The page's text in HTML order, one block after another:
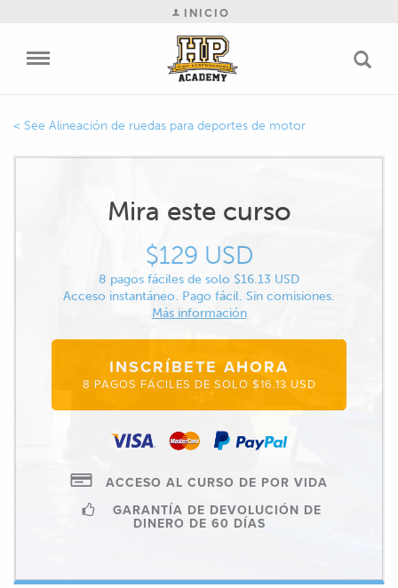
INICIO
Alineación de ruedas para deportes de motor
Mira este curso
$129 USD
8 pagos fáciles de solo $16.13 USD
Acceso instantáneo. Pago fácil. Sin comisiones.
Más información
INSCRÍBETE AHORA
8 PAGOS FÁCILES DE SOLO $16.13 USD
ACCESO AL CURSO DE POR VIDA
GARANTÍA DE DEVOLUCIÓN DE
DINERO DE 60 DÍAS